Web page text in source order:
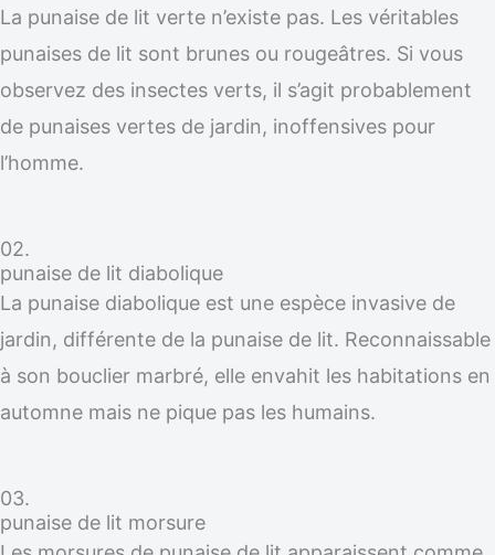
La punaise de lit verte n’existe pas. Les véritables
punaises de lit sont brunes ou rougeâtres. Si vous
observez des insectes verts, il s’agit probablement
de punaises vertes de jardin, inoffensives pour
l’homme.
02.
punaise de lit diabolique
La punaise diabolique est une espèce invasive de
jardin, différente de la punaise de lit. Reconnaissable
à son bouclier marbré, elle envahit les habitations en
automne mais ne pique pas les humains.
03.
punaise de lit morsure